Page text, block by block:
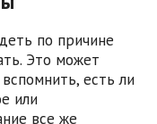
по причине
Это может
есть ли
или
все же